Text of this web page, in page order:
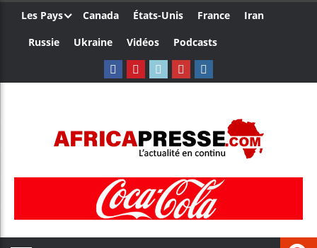
Les Pays Canada États-Unis France
Iran
Russie
Ukraine Vidéos Podcasts